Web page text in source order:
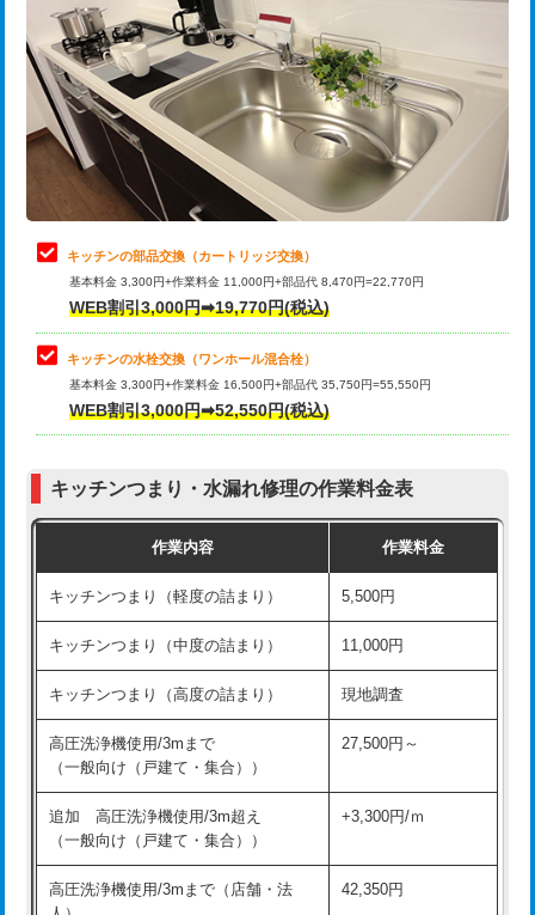
給水管工事※（支持金具設置) 5,500円
給水管工事※（保温材使用（バンド止
め込み）)
5,500円
給水管工事※（土の掘削・埋め戻し作
11,000円
給水管工事※（塩ビ管（VP・HI）使
用/3ｍまで)
給水管工事※（塩ビ管（VP・HI）使
用（追加）/3ｍ超え)
給水管工事※（ライニング鋼管・銅
管・ポリ管・HT管使用/3ｍまで)
44,000円
管・ポリ管・HT管使用/3ｍ超え)
排水管工事（土の掘削・埋め戻し作
11,000円~
排水管工事（排水管工事/3ｍまで） 55,000円
排水管工事（追加 排水管工事/3ｍ超
+11,000円
マス交換（深さ50㎝未満）
マス交換（深さ50㎝以上） 66,000円
コンクリート斫り（厚さ10㎝まで）
カメラ調査 33,000円
桝清掃 8,800円
止水・漏水調査・防水処理・清掃・修
理・調整・分解・加工など（軽作業）
11,000円
止水・漏水調査・防水処理・清掃・修
理・調整・分解・加工など（中作業）
22,000円
止水・漏水調査・防水処理・清掃・修
理・調整・分解・加工など（重作業）
33,000円
お風呂タンク脱着
その他部品の脱着
式・ワンホール）)
交換・取付(排水栓・排水トラップ
22,000円+材料費
持込商品取付（単水栓）
持込商品取付（混合水栓） 16,500円
キッチンの部品交換（カートリッジ交換）
基本料金 3,300円+作業料金 11,000円+部品代 8,470円=22,770円
WEB割引3,000円➡19,770円(税込)
キッチンの水栓交換（ワンホール混合栓）
基本料金 3,300円+作業料金 16,500円+部品代 35,750円=55,550円
WEB割引3,000円➡52,550円(税込)
キッチンつまり・水漏れ修理の作業料金表
作業内容 作業料金
キッチンつまり（軽度の詰まり） 5,500円
キッチンつまり（中度の詰まり） 11,000円
キッチンつまり（高度の詰まり） 現地調査
高圧洗浄機使用/3mまで
（一般向け（戸建て・集合））
27,500円～
追加 高圧洗浄機使用/3m超え
（一般向け（戸建て・集合））
+3,300円/ｍ
高圧洗浄機使用/3mまで（店舗・法
42,350円